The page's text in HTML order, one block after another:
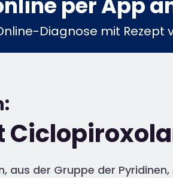
Diagnose mit Rezept
aus der Gruppe der